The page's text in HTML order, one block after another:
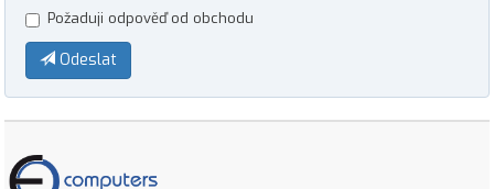
Požaduji odpověď od obchodu
Odeslat